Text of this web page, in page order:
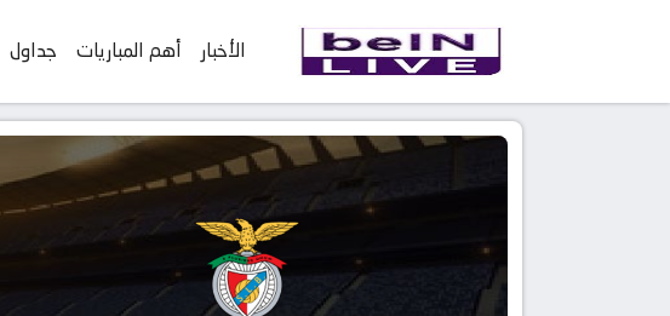
الأخبار أهم المباريات جداول